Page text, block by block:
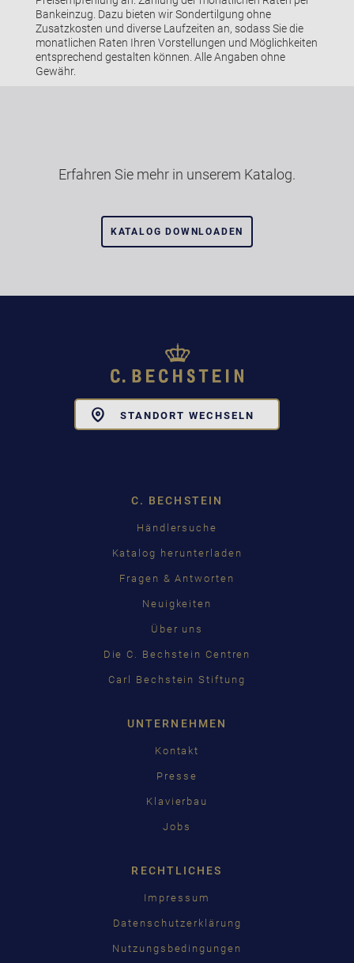
Bankeinzug. Dazu bieten wir Sondertilgung ohne
Zusatzkosten und diverse Laufzeiten an, sodass Sie die
monatlichen Raten Ihren Vorstellungen und Möglichkeiten
entsprechend gestalten können. Alle Angaben ohne
Gewähr.
Erfahren Sie mehr in unserem Katalog.
KATALOG DOWNLOADEN
STANDORT WECHSELN
C. BECHSTEIN
Händlersuche
Katalog herunterladen
Fragen & Antworten
Neuigkeiten
Über uns
Die C. Bechstein Centren
Carl Bechstein Stiftung
UNTERNEHMEN
Kontakt
Presse
Klavierbau
Jobs
RECHTLICHES
Impressum
Datenschutzerklärung
Nutzungsbedingungen